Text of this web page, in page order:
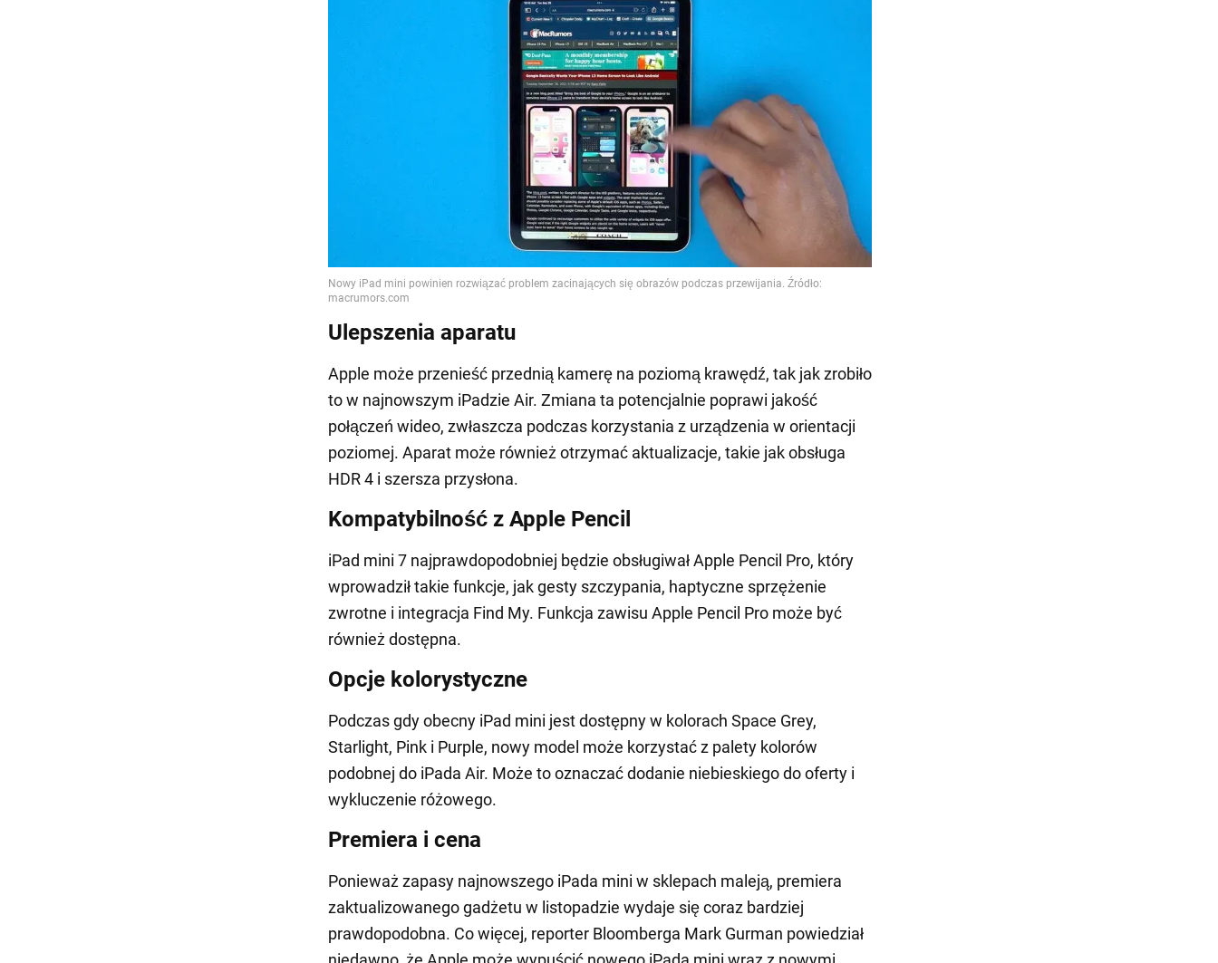
Ulepszenia aparatu
Apple może przenieść przednią kamerę na poziomą krawędź, tak jak zrobiło
to w najnowszym iPadzie Air. Zmiana ta potencjalnie poprawi jakość
połączeń wideo, zwłaszcza podczas korzystania z urządzenia w orientacji
poziomej. Aparat może również otrzymać aktualizacje, takie jak obsługa
HDR 4 i szersza przysłona.
Kompatybilność z Apple Pencil
iPad mini 7 najprawdopodobniej będzie obsługiwał Apple Pencil Pro, który
wprowadził takie funkcje, jak gesty szczypania, haptyczne sprzężenie
zwrotne i integracja Find My. Funkcja zawisu Apple Pencil Pro może być
również dostępna.
Opcje kolorystyczne
Podczas gdy obecny iPad mini jest dostępny w kolorach Space Grey,
Starlight, Pink i Purple, nowy model może korzystać z palety kolorów
podobnej do iPada Air. Może to oznaczać dodanie niebieskiego do oferty i
wykluczenie różowego.
Premiera i cena
Ponieważ zapasy najnowszego iPada mini w sklepach maleją, premiera
zaktualizowanego gadżetu w listopadzie wydaje się coraz bardziej
prawdopodobna. Co więcej, reporter Bloomberga Mark Gurman powiedział